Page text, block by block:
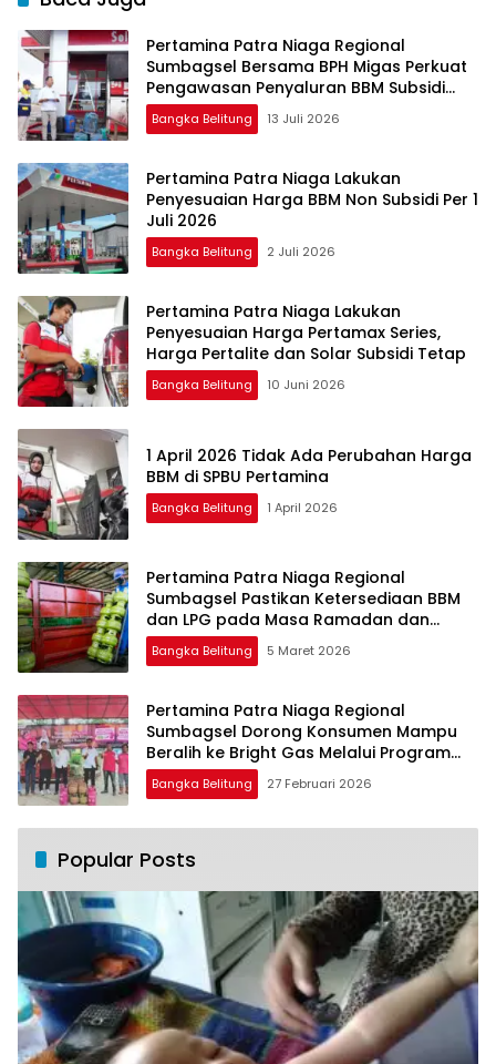
Pertamina Patra Niaga Regional
Sumbagsel Bersama BPH Migas Perkuat
Pengawasan Penyaluran BBM Subsidi
bagi Nelayan melalui Aplikasi XSTAR
Bangka Belitung 13 Juli 2026
Pertamina Patra Niaga Lakukan
Penyesuaian Harga BBM Non Subsidi Per 1
Juli 2026
Bangka Belitung 2 Juli 2026
Pertamina Patra Niaga Lakukan
Penyesuaian Harga Pertamax Series,
Harga Pertalite dan Solar Subsidi Tetap
Bangka Belitung 10 Juni 2026
1 April 2026 Tidak Ada Perubahan Harga
BBM di SPBU Pertamina
Bangka Belitung 1 April 2026
Pertamina Patra Niaga Regional
Sumbagsel Pastikan Ketersediaan BBM
dan LPG pada Masa Ramadan dan
Menjelang Idulfitri
Bangka Belitung 5 Maret 2026
Pertamina Patra Niaga Regional
Sumbagsel Dorong Konsumen Mampu
Beralih ke Bright Gas Melalui Program
Trade In di Belitung Timur
Bangka Belitung 27 Februari 2026
Popular Posts